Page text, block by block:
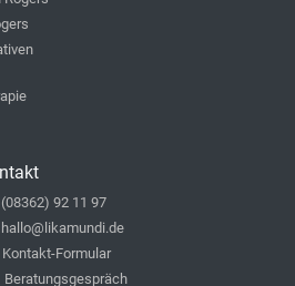
(08362) 92 11 97
hallo@likamundi.de
Kontakt-Formular
Beratungsgespräch